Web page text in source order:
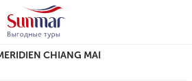
CHIANG MAI